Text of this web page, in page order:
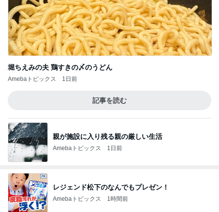
堀ちえみの夫 鶏すきの〆のうどん
Amebaトピックス 1日前
記事を読む
親が施設に入り残る親の厳しい生活
Amebaトピックス 1日前
レジェンド松下のなんでもプレゼン！
Amebaトピックス 1時間前